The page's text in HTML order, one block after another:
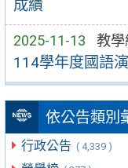
成績
2025-11-13 教學
114學年度國語
依公告類別
行政公告 ( 4,339 )